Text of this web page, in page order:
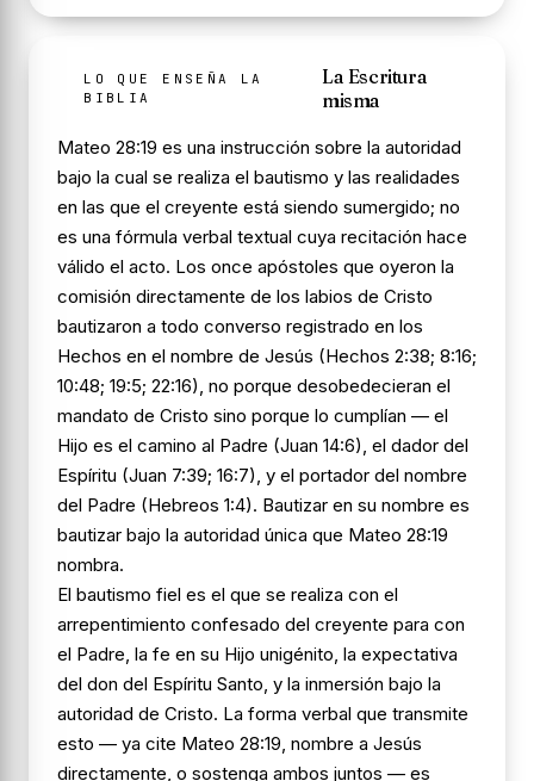
LO QUE ENSEÑA LA
BIBLIA
La Escritura
misma
Mateo 28:19 es una instrucción sobre la autoridad
bajo la cual se realiza el bautismo y las realidades
en las que el creyente está siendo sumergido; no
es una fórmula verbal textual cuya recitación hace
válido el acto. Los once apóstoles que oyeron la
comisión directamente de los labios de Cristo
bautizaron a todo converso registrado en los
Hechos en el nombre de Jesús (Hechos 2:38; 8:16;
10:48; 19:5; 22:16), no porque desobedecieran el
mandato de Cristo sino porque lo cumplían — el
Hijo es el camino al Padre (Juan 14:6), el dador del
Espíritu (Juan 7:39; 16:7), y el portador del nombre
del Padre (Hebreos 1:4). Bautizar en su nombre es
bautizar bajo la autoridad única que Mateo 28:19
nombra.
El bautismo fiel es el que se realiza con el
arrepentimiento confesado del creyente para con
el Padre, la fe en su Hijo unigénito, la expectativa
del don del Espíritu Santo, y la inmersión bajo la
autoridad de Cristo. La forma verbal que transmite
esto — ya cite Mateo 28:19, nombre a Jesús
directamente, o sostenga ambos juntos — es